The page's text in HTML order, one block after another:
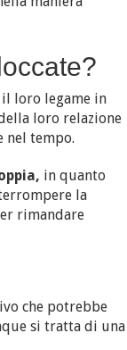
loro legame in
loro relazione
nel tempo.
in quanto
la
rimandare
che potrebbe
si tratta di una